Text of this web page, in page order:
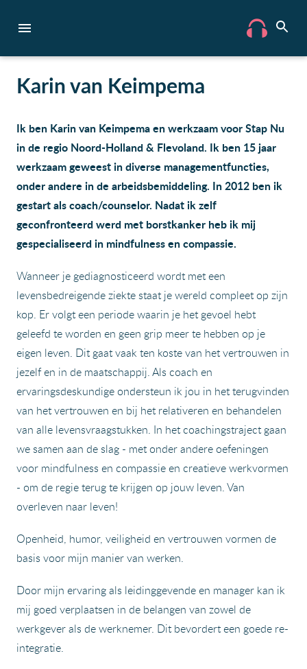
Karin van Keimpema
Ik ben Karin van Keimpema en werkzaam voor Stap Nu
in de regio Noord-Holland & Flevoland. Ik ben 15 jaar
werkzaam geweest in diverse managementfuncties,
onder andere in de arbeidsbemiddeling. In 2012 ben ik
gestart als coach/counselor. Nadat ik zelf
geconfronteerd werd met borstkanker heb ik mij
gespecialiseerd in mindfulness en compassie.
Wanneer je gediagnosticeerd wordt met een
levensbedreigende ziekte staat je wereld compleet op zijn
kop. Er volgt een periode waarin je het gevoel hebt
geleefd te worden en geen grip meer te hebben op je
eigen leven. Dit gaat vaak ten koste van het vertrouwen in
jezelf en in de maatschappij. Als coach en
ervaringsdeskundige ondersteun ik jou in het terugvinden
van het vertrouwen en bij het relativeren en behandelen
van alle levensvraagstukken. In het coachingstraject gaan
we samen aan de slag - met onder andere oefeningen
voor mindfulness en compassie en creatieve werkvormen
- om de regie terug te krijgen op jouw leven. Van
overleven naar leven!
Openheid, humor, veiligheid en vertrouwen vormen de
basis voor mijn manier van werken.
Door mijn ervaring als leidinggevende en manager kan ik
mij goed verplaatsen in de belangen van zowel de
werkgever als de werknemer. Dit bevordert een goede re-
integratie.